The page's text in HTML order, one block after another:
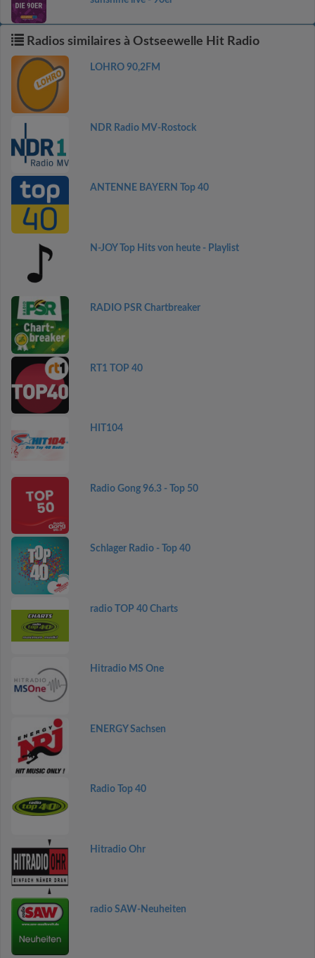
Radios similaires à Ostseewelle Hit Radio
LOHRO 90,2FM
NDR Radio MV-Rostock
ANTENNE BAYERN Top 40
N-JOY Top Hits von heute - Playlist
RADIO PSR Chartbreaker
RT1 TOP 40
HIT104
Radio Gong 96.3 - Top 50
Schlager Radio - Top 40
radio TOP 40 Charts
Hitradio MS One
ENERGY Sachsen
Radio Top 40
Hitradio Ohr
radio SAW-Neuheiten